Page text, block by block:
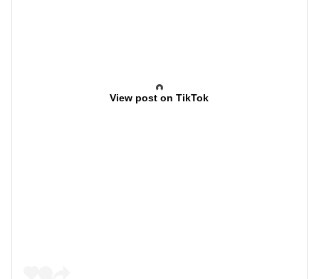
View post on TikTok